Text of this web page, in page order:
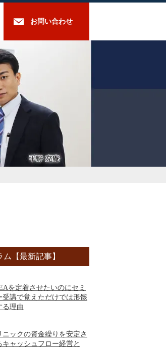
お問い合わせ
ム【最新記事】
を定着させたいのにセミ
受講で覚えただけでは形骸
る理由
ニックの資金繰りを安定さ
キャッシュフロー経営と